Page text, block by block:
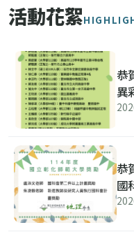
活動花絮
恭
異
恭
國